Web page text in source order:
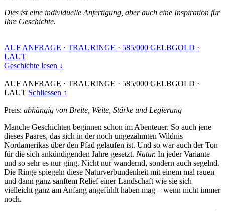
Dies ist eine individuelle Anfertigung, aber auch eine Inspiration für
Ihre Geschichte.
AUF ANFRAGE · TRAURINGE · 585/000 GELBGOLD ·
LAUT
Geschichte lesen ↓
AUF ANFRAGE · TRAURINGE · 585/000 GELBGOLD ·
LAUT Schliessen ↑
Preis: abhängig von Breite, Weite, Stärke und Legierung
Manche Geschichten beginnen schon im Abenteuer. So auch jene
dieses Paares, das sich in der noch ungezähmten Wildnis
Nordamerikas über den Pfad gelaufen ist. Und so war auch der Ton
für die sich ankündigenden Jahre gesetzt. Natur. In jeder Variante
und so sehr es nur ging. Nicht nur wandernd, sondern auch segelnd.
Die Ringe spiegeln diese Naturverbundenheit mit einem mal rauen
und dann ganz sanftem Relief einer Landschaft wie sie sich
vielleicht ganz am Anfang angefühlt haben mag – wenn nicht immer
noch.